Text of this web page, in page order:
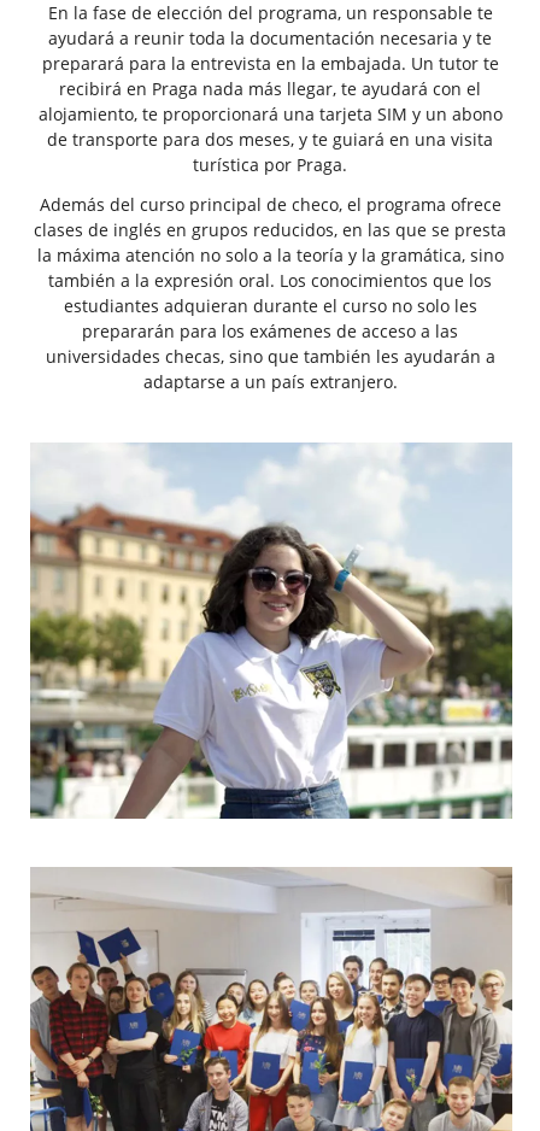
En la fase de elección del programa, un responsable te
ayudará a reunir toda la documentación necesaria y te
preparará para la entrevista en la embajada. Un tutor te
recibirá en Praga nada más llegar, te ayudará con el
alojamiento, te proporcionará una tarjeta SIM y un abono
de transporte para dos meses, y te guiará en una visita
turística por Praga.
Además del curso principal de checo, el programa ofrece
clases de inglés en grupos reducidos, en las que se presta
la máxima atención no solo a la teoría y la gramática, sino
también a la expresión oral. Los conocimientos que los
estudiantes adquieran durante el curso no solo les
prepararán para los exámenes de acceso a las
universidades checas, sino que también les ayudarán a
adaptarse a un país extranjero.